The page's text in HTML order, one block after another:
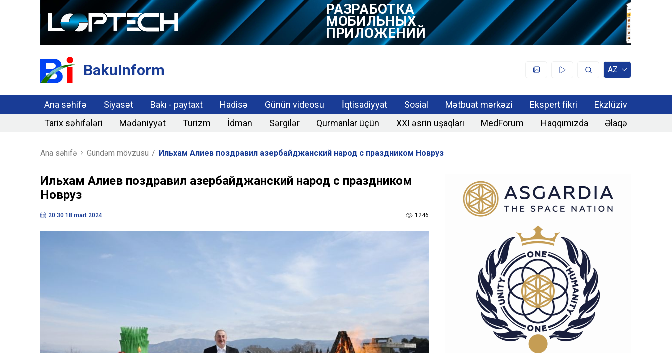
РАЗРАБОТКА
МОБИЛЬНЫХ
ПРИЛОЖЕНИЙ
BakuInform AZ
Ana səhifə Siyasət Bakı - paytaxt Hadisə Günün videosu İqtisadiyyat Sosial Mətbuat mərkəzi Ekspert fikri
Ekzlüziv
Tarix səhifələri
Mədəniyyət Turizm İdman Sərgilər Qurmanlar üçün XXI əsrin uşaqları MedForum Haqqımızda Əlaqə
Ana səhifə Gündəm mövzusu / Ильхам Алиев поздравил азербайджанский народ с праздником Новруз
Ильхам Алиев поздравил азербайджанский народ с праздником
Новруз
20:30 18 mart 2024 1246